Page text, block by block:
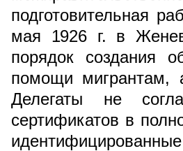
подготовительная
мая 1926 г. в
порядок создания
помощи мигрантам,
Делегаты не
сертификатов в